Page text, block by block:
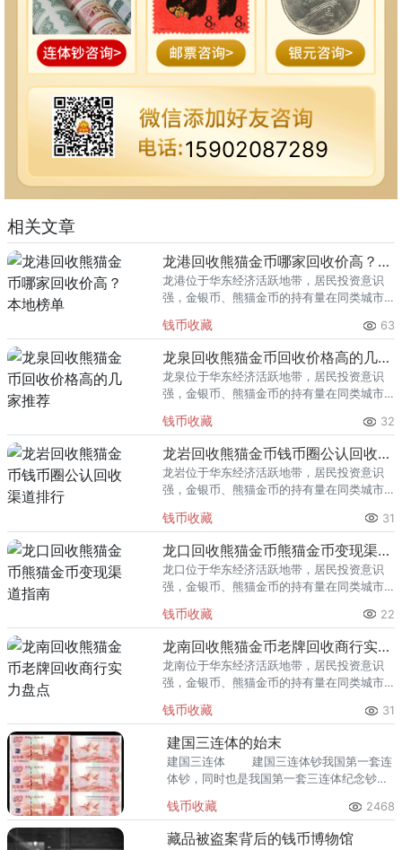
15902087289
相关文章
龙港回收熊猫金币哪家回收价高？本地榜单
龙港位于华东经济活跃地带，居民投资意识
强，金银币、熊猫金币的持有量在同类城市
熊猫金币的需求就明显升温，但鱼龙混杂的
回收渠道里，能精准识别版别溢
钱币收藏 63
龙泉回收熊猫金币回收价格高的几家推荐
龙泉位于华东经济活跃地带，居民投资意识
强，金银币、熊猫金币的持有量在同类城市
熊猫金币的需求就明显升温，但鱼龙混杂的
回收渠道里，能精准识别版别溢
钱币收藏 32
龙岩回收熊猫金币钱币圈公认回收渠道排行
龙岩位于华东经济活跃地带，居民投资意识
强，金银币、熊猫金币的持有量在同类城市
熊猫金币的需求就明显升温，但鱼龙混杂的
回收渠道里，能精准识别版别溢
钱币收藏 31
龙口回收熊猫金币熊猫金币变现渠道指南
龙口位于华东经济活跃地带，居民投资意识
强，金银币、熊猫金币的持有量在同类城市
熊猫金币的需求就明显升温，但鱼龙混杂的
回收渠道里，能精准识别版别溢
钱币收藏 22
龙南回收熊猫金币老牌回收商行实力盘点
龙南位于华东经济活跃地带，居民投资意识
强，金银币、熊猫金币的持有量在同类城市
熊猫金币的需求就明显升温，但鱼龙混杂的
回收渠道里，能精准识别版别溢
钱币收藏 31
建国三连体的始末
建国三连体 建国三连体钞我国第一套连
体钞，同时也是我国第一套三连体纪念钞，
钞技术最高水平的代表。凭借其高防伪、
钱币收藏 2468
藏品被盗案背后的钱币博物馆